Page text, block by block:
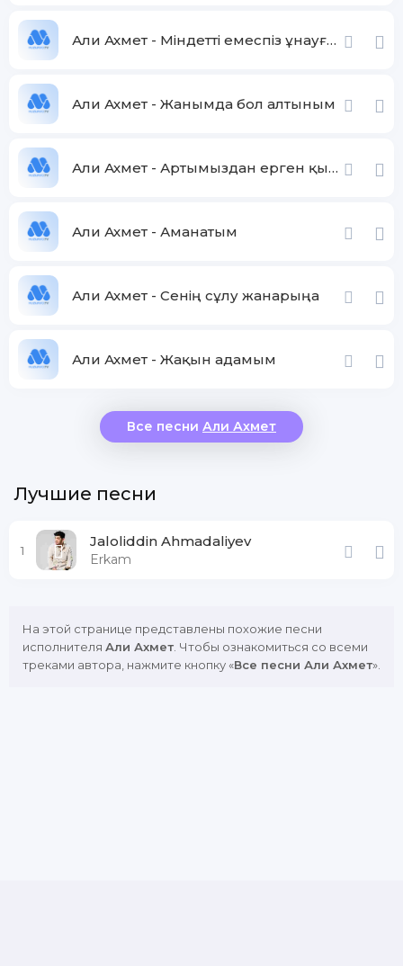
Али Ахмет - Міндетті емеспіз ұнауға ұнасақ болды біз құдайға
Али Ахмет - Жанымда бол алтыным
Али Ахмет - Артымыздан ерген қыбыр сыбырға
Али Ахмет - Аманатым
Али Ахмет - Сенің сұлу жанарыңа
Али Ахмет - Жақын адамым
Все песни Али Ахмет
Лучшие песни
1
Jaloliddin Ahmadaliyev
Erkam
На этой странице представлены похожие песни
исполнителя Али Ахмет . Чтобы ознакомиться со всеми
треками автора, нажмите кнопку «Все песни Али Ахмет».